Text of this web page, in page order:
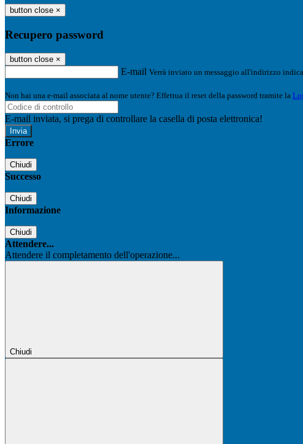
button close ×
Recupero password
button close ×
E-mail Verrà inviato un messaggio all'indirizzo
Non hai una e-mail associata al nome utente? Effettua il reset della password tramite la
E-mail inviata, si prega di controllare la casella di posta elettronica!
Errore
Chiudi
Successo
Chiudi
Informazione
Chiudi
Attendere...
Attendere il completamento dell'operazione...
Chiudi